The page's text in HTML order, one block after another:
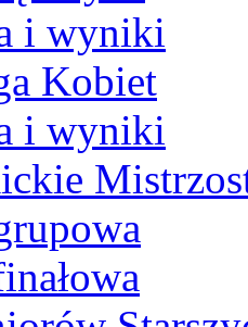
i wyniki
Kobiet
i wyniki